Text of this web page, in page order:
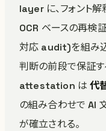
layer に、フォント
OCR ベースの再検
対応 audit)を組み
判断の前段で保証
attestation は代
の組み合わせで AI
が確立される。